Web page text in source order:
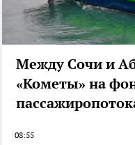
Между Сочи и
«Кометы» на
08:55